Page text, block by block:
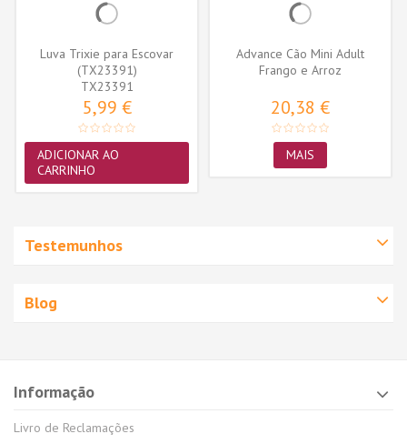
Luva Trixie para Escovar
(TX23391)
TX23391
5,99 €
ADICIONAR AO
CARRINHO
Advance Cão Mini Adult
Frango e Arroz
20,38 €
MAIS
Testemunhos
Blog
Informação
Livro de Reclamações